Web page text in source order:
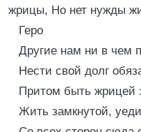
жрицы, Но нет нужды
Геро
Другие нам ни в чем
Нести свой долг
Притом быть жрицей
Жить замкнутой,